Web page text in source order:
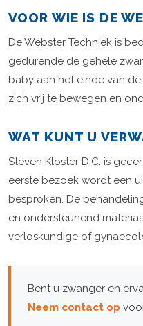
VOOR WIE IS DE
De Webster Techniek is
gedurende de gehele
baby aan het einde van
zich vrij te bewegen en
WAT KUNT U
Steven Kloster D.C. is
eerste bezoek wordt een
besproken. De
en ondersteunend
verloskundige of
Bent u zwanger en
Neem contact op